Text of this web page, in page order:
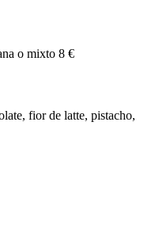
o mixto 8 €
fior de latte, pistacho,